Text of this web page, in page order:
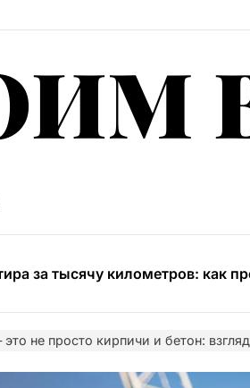
за тысячу километров: как
строительство в
и профили гофрокартона: как
не просто кирпичи и бетон: